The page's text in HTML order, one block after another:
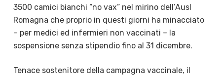
3500 camici bianchi “no vax” nel mirino dell’Ausl
Romagna che proprio in questi giorni ha minacciato
– per medici ed infermieri non vaccinati – la
sospensione senza stipendio fino al 31 dicembre.
Tenace sostenitore della campagna vaccinale, il